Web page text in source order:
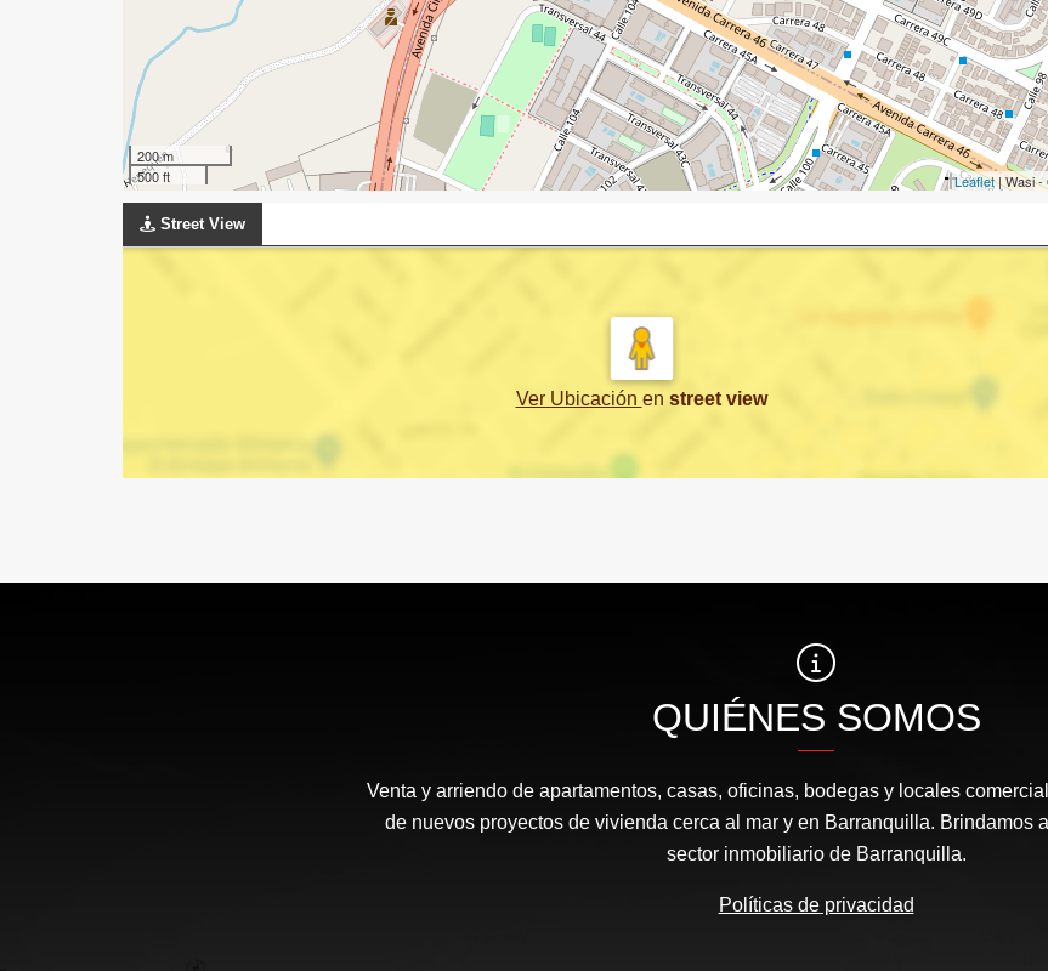
200 m
500 ft
Leaflet| Wasi -
Street View
Ver Ubicación en street view
QUIÉNES SOMOS
Venta y arriendo de apartamentos, casas, oficinas, bodegas y locales
de nuevos proyectos de vivienda cerca al mar y en Barranquilla. Brindamos
sector inmobiliario de Barranquilla.
Políticas de privacidad